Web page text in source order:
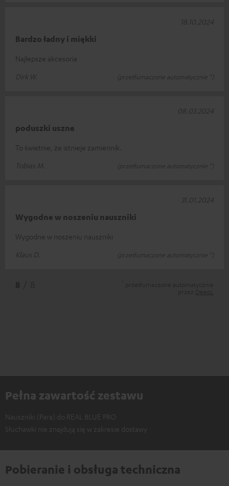
Bardzo ładny i miękki
Najlepsze akcesoria
Dirk W.
(przetłumaczone automatycznie *)
18.10.2024
poduszki uszne
To świetnie, że istnieje zamiennik.
Tobias M.
(przetłumaczone automatycznie *)
08.03.2024
Wygodne w noszeniu nauszniki
Wygodne w noszeniu nauszniki
Klaus D.
(przetłumaczone automatycznie *)
31.01.2024
Pełna zawartość zestawu
Nauszniki (Para) do REAL BLUE PRO
Słuchawki nie znajdują się w zakresie dostawy
Pobieranie i obsługa techniczna